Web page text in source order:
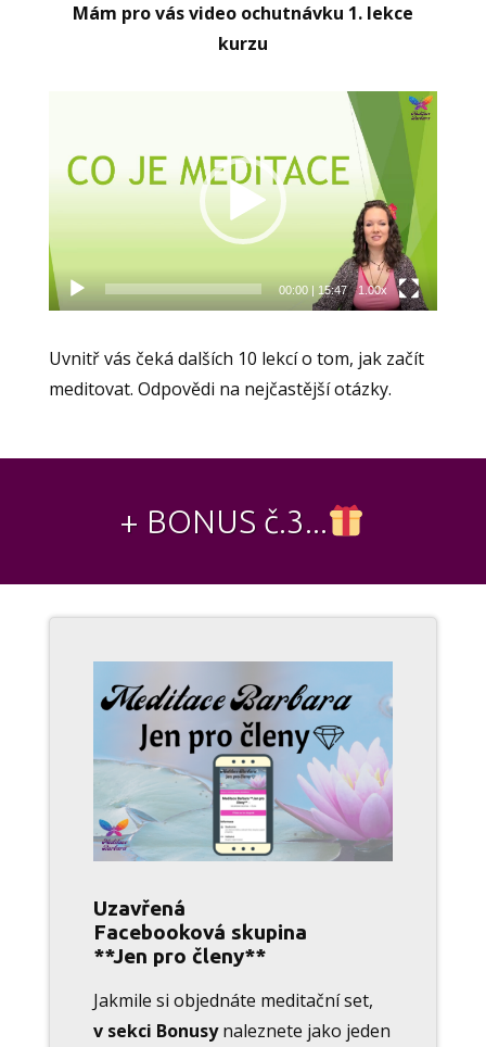
Mám pro vás video ochutnávku 1. lekce
kurzu
00:00 | 15:47 1.00x
Uvnitř vás čeká dalších 10 lekcí o tom, jak začít
meditovat. Odpovědi na nejčastější otázky.
+ BONUS č.3...
Uzavřená
Facebooková skupina
**Jen pro členy**
Jakmile si objednáte meditační set,
v sekci Bonusynaleznete jako jeden